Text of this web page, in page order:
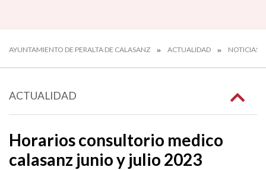
AYUNTAMIENTO DE PERALTA DE CALASANZ ACTUALIDAD NOTICIAS
ACTUALIDAD
Horarios consultorio medico
calasanz junio y julio 2023